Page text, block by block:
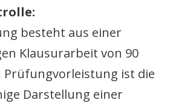
besteht aus einer
Klausurarbeit von 90
Prüfungvorleistung ist die
Darstellung einer